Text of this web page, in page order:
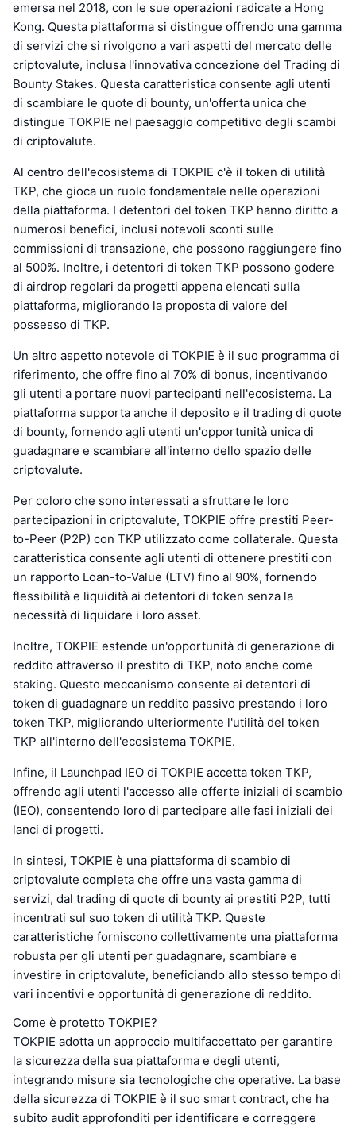
emersa nel 2018, con le sue operazioni radicate a Hong
Kong. Questa piattaforma si distingue offrendo una gamma
di servizi che si rivolgono a vari aspetti del mercato delle
criptovalute, inclusa l'innovativa concezione del Trading di
Bounty Stakes. Questa caratteristica consente agli utenti
di scambiare le quote di bounty, un'offerta unica che
distingue TOKPIE nel paesaggio competitivo degli scambi
di criptovalute.
Al centro dell'ecosistema di TOKPIE c'è il token di utilità
TKP, che gioca un ruolo fondamentale nelle operazioni
della piattaforma. I detentori del token TKP hanno diritto a
numerosi benefici, inclusi notevoli sconti sulle
commissioni di transazione, che possono raggiungere fino
al 500%. Inoltre, i detentori di token TKP possono godere
di airdrop regolari da progetti appena elencati sulla
piattaforma, migliorando la proposta di valore del
possesso di TKP.
Un altro aspetto notevole di TOKPIE è il suo programma di
riferimento, che offre fino al 70% di bonus, incentivando
gli utenti a portare nuovi partecipanti nell'ecosistema. La
piattaforma supporta anche il deposito e il trading di quote
di bounty, fornendo agli utenti un'opportunità unica di
guadagnare e scambiare all'interno dello spazio delle
criptovalute.
Per coloro che sono interessati a sfruttare le loro
partecipazioni in criptovalute, TOKPIE offre prestiti Peer-
to-Peer (P2P) con TKP utilizzato come collaterale. Questa
caratteristica consente agli utenti di ottenere prestiti con
un rapporto Loan-to-Value (LTV) fino al 90%, fornendo
flessibilità e liquidità ai detentori di token senza la
necessità di liquidare i loro asset.
Inoltre, TOKPIE estende un'opportunità di generazione di
reddito attraverso il prestito di TKP, noto anche come
staking. Questo meccanismo consente ai detentori di
token di guadagnare un reddito passivo prestando i loro
token TKP, migliorando ulteriormente l'utilità del token
TKP all'interno dell'ecosistema TOKPIE.
Infine, il Launchpad IEO di TOKPIE accetta token TKP,
offrendo agli utenti l'accesso alle offerte iniziali di scambio
(IEO), consentendo loro di partecipare alle fasi iniziali dei
lanci di progetti.
In sintesi, TOKPIE è una piattaforma di scambio di
criptovalute completa che offre una vasta gamma di
servizi, dal trading di quote di bounty ai prestiti P2P, tutti
incentrati sul suo token di utilità TKP. Queste
caratteristiche forniscono collettivamente una piattaforma
robusta per gli utenti per guadagnare, scambiare e
investire in criptovalute, beneficiando allo stesso tempo di
vari incentivi e opportunità di generazione di reddito.
Come è protetto TOKPIE?
TOKPIE adotta un approccio multifaccettato per garantire
la sicurezza della sua piattaforma e degli utenti,
integrando misure sia tecnologiche che operative. La base
della sicurezza di TOKPIE è il suo smart contract, che ha
subito audit approfonditi per identificare e correggere